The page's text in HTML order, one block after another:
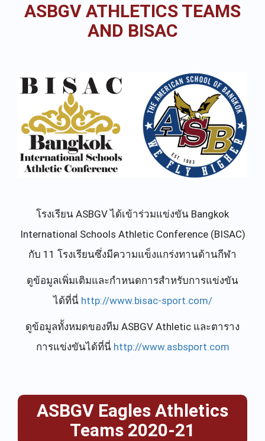
ASBGV ATHLETICS TEAMS
AND BISAC
โรงเรียน ASBGV ได้เข้าร่วมแข่งขัน Bangkok
International Schools Athletic Conference (BISAC)
กับ 11 โรงเรียนซึ่งมีความแข็งแกร่งทานด้านกีฬา
ดูข้อมูลเพิ่มเติมและกำหนดการสำหรับการแข่งขัน
ได้ที่นี่ http://www.bisac-sport.com/
ดูข้อมูลทั้งหมดของทีม ASBGV Athletic และตาราง
การแข่งขันได้ที่นี่ http://www.asbsport.com
ASBGV Eagles Athletics
Teams 2020-21